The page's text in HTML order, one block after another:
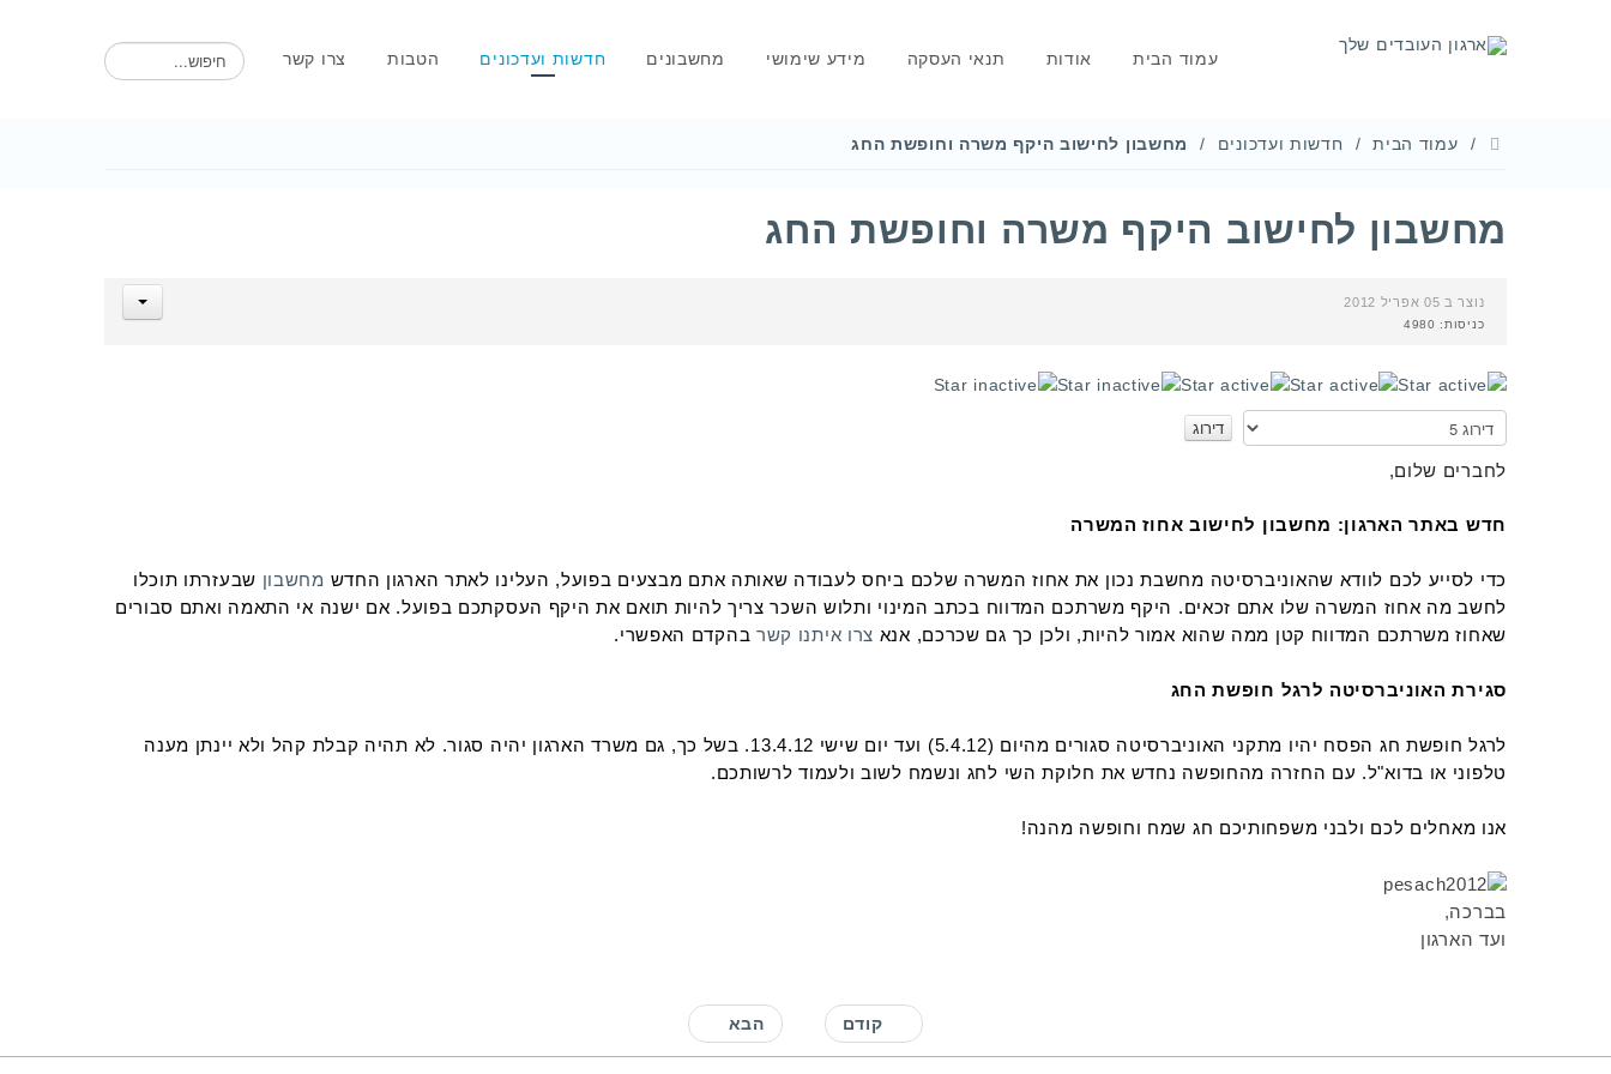
עמוד הבית אודות תנאי העסקה מידע שימושי מחשבונים חדשות ועדכונים הטבות צרו קשר חיפוש
עמוד הבית חדשות ועדכונים מחשבון לחישוב היקף משרה וחופשת החג
מחשבון לחישוב היקף משרה וחופשת החג
נוצר ב 05 אפריל 2012
כניסות: 4980
דירוג
משתמשים:3
/
5
אנא
דרגו
לחברים שלום,
חדש באתר הארגון: מחשבון לחישוב אחוז המשרה
כדי לסייע לכם לוודא שהאוניברסיטה מחשבת נכון את אחוז המשרה שלכם ביחס לעבודה שאותה אתם מבצעים בפועל, העלינו לאתר הארגון החדש מחשבון שבעזרתו תוכלו
לחשב מה אחוז המשרה שלו אתם זכאים. היקף משרתכם המדווח בכתב המינוי ותלוש השכר צריך להיות תואם את היקף העסקתכם בפועל. אם ישנה אי התאמה ואתם סבורים
שאחוז משרתכם המדווח קטן ממה שהוא אמור להיות, ולכן כך גם שכרכם, אנא צרו איתנו קשר בהקדם האפשרי.
סגירת האוניברסיטה לרגל חופשת החג
לרגל חופשת חג הפסח יהיו מתקני האוניברסיטה סגורים מהיום (5.4.12) ועד יום שישי 13.4.12. בשל כך, גם משרד הארגון יהיה סגור. לא תהיה קבלת קהל ולא יינתן מענה
טלפוני או בדוא"ל. עם החזרה מהחופשה נחדש את חלוקת השי לחג ונשמח לשוב ולעמוד לרשותכם.
אנו מאחלים לכם ולבני משפחותיכם חג שמח וחופשה מהנה!
בברכה,
ועד הארגון
קודם הבא